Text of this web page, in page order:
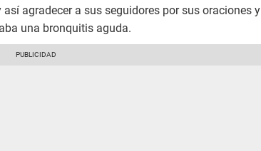
agradecer a sus seguidores por sus oraciones y
una bronquitis aguda.